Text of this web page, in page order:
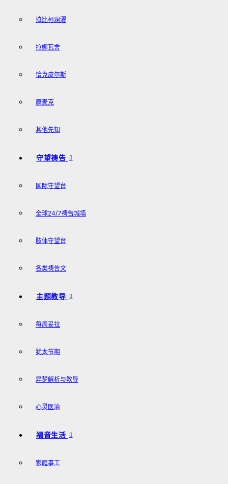
拉比柯澜濯
拉娜瓦舍
恰克皮尔斯
康麦克
其他先知
守望祷告
国际守望台
全球24/7祷告城墙
肢体守望台
各类祷告文
主题教导
每周妥拉
犹太节期
异梦解析与教导
心灵医治
福音生活
家庭事工